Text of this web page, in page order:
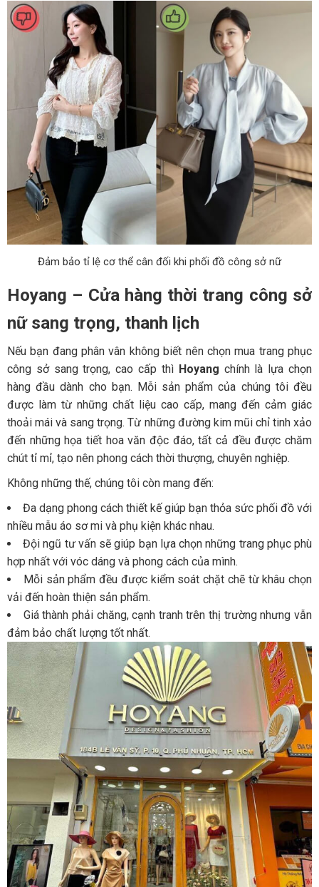
Đảm bảo tỉ lệ cơ thể cân đối khi phối đồ công sở nữ
Hoyang – Cửa hàng thời trang công sở
nữ sang trọng, thanh lịch
Nếu bạn đang phân vân không biết nên chọn mua trang phục
công sở sang trọng, cao cấp thì Hoyang chính là lựa chọn
hàng đầu dành cho bạn. Mỗi sản phẩm của chúng tôi đều
được làm từ những chất liệu cao cấp, mang đến cảm giác
thoải mái và sang trọng. Từ những đường kim mũi chỉ tinh xảo
đến những họa tiết hoa văn độc đáo, tất cả đều được chăm
chút tỉ mỉ, tạo nên phong cách thời thượng, chuyên nghiệp.
Không những thế, chúng tôi còn mang đến:
Đa dạng phong cách thiết kế giúp bạn thỏa sức phối đồ với
nhiều mẫu áo sơ mi và phụ kiện khác nhau.
Đội ngũ tư vấn sẽ giúp bạn lựa chọn những trang phục phù
hợp nhất với vóc dáng và phong cách của mình.
Mỗi sản phẩm đều được kiểm soát chặt chẽ từ khâu chọn
vải đến hoàn thiện sản phẩm.
Giá thành phải chăng, cạnh tranh trên thị trường nhưng vẫn
đảm bảo chất lượng tốt nhất.